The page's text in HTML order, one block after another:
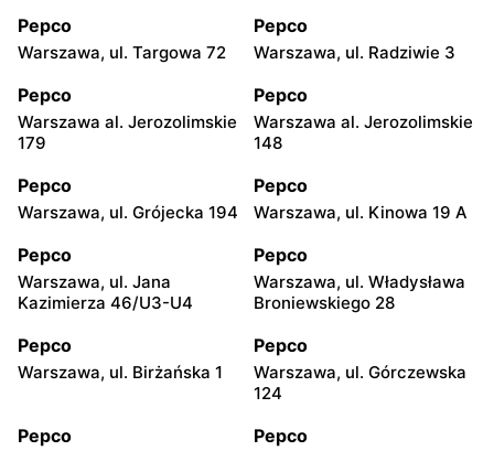
Pepco
Warszawa, ul. Targowa 72
Pepco
Warszawa, ul. Radziwie 3
Pepco
Warszawa al. Jerozolimskie
179
Pepco
Warszawa al. Jerozolimskie
148
Pepco
Warszawa, ul. Grójecka 194
Pepco
Warszawa, ul. Kinowa 19 A
Pepco
Warszawa, ul. Jana
Kazimierza 46/U3-U4
Pepco
Warszawa, ul. Władysława
Broniewskiego 28
Pepco
Warszawa, ul. Birżańska 1
Pepco
Warszawa, ul. Górczewska
124
Pepco Pepco